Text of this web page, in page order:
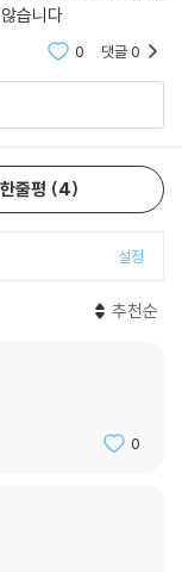
운 신념을 만들기
’를 왜곡당한 경험을
긴 세월 남편의 정신
부적인 강요나 억압
다. 세부사항만 다를
볼 수 있다. 누구든 자
가 등 여러 요인으로
등 내 존재를 착각하
요인이 정의하는
마지막으로 우리에게
책의 다양한 사연에 자
인 질문들에 답하다
습니다
0 댓글0
한줄평 4
설정
추천순
0